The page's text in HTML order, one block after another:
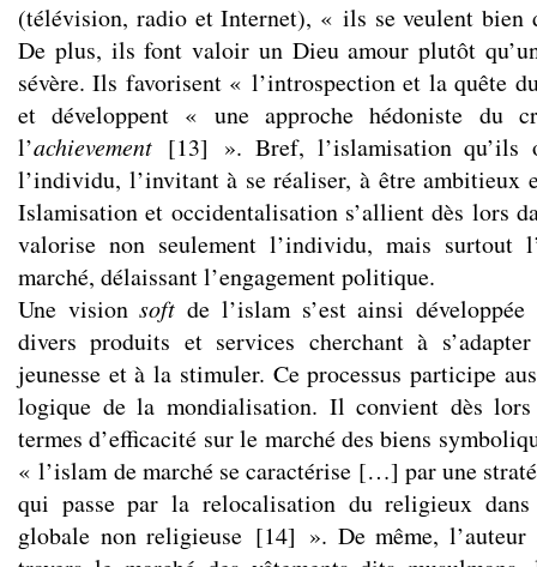
(télévision, radio et Internet), « ils se veulent bien
De plus, ils font valoir un Dieu amour plutôt
sévère. Ils favorisent « l’introspection et la quête
et développent « une approche hédoniste du
l’achievement [13] ». Bref, l’islamisation qu’ils
l’individu, l’invitant à se réaliser, à être ambitieux
Islamisation et occidentalisation s’allient dès lors
valorise non seulement l’individu, mais
marché, délaissant l’engagement politique.
Une visionsoft de l’islam s’est ainsi
divers produits et services cherchant à
jeunesse et à la stimuler. Ce processus participe
logique de la mondialisation. Il convient dès
termes d’efficacité sur le marché des biens
« l’islam de marché se caractérise […] par une
qui passe par la relocalisation du religieux dans
globale non religieuse [14] ». De même,